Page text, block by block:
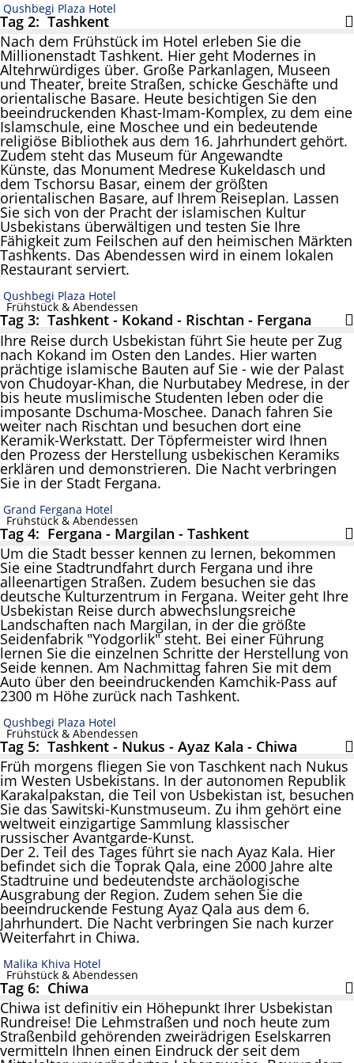
Qushbegi Plaza Hotel
Tag 2: Tashkent
Nach dem Frühstück im Hotel erleben Sie die
Millionenstadt Tashkent. Hier geht Modernes in
Altehrwürdiges über. Große Parkanlagen, Museen
und Theater, breite Straßen, schicke Geschäfte und
orientalische Basare. Heute besichtigen Sie den
beeindruckenden Khast-Imam-Komplex, zu dem eine
Islamschule, eine Moschee und ein bedeutende
religiöse Bibliothek aus dem 16. Jahrhundert gehört.
Zudem steht das Museum für Angewandte
Künste, das Monument Medrese Kukeldasch und
dem Tschorsu Basar, einem der größten
orientalischen Basare, auf Ihrem Reiseplan. Lassen
Sie sich von der Pracht der islamischen Kultur
Usbekistans überwältigen und testen Sie Ihre
Fähigkeit zum Feilschen auf den heimischen Märkten
Tashkents. Das Abendessen wird in einem lokalen
Restaurant serviert.
Qushbegi Plaza Hotel
Frühstück & Abendessen
Tag 3: Tashkent - Kokand - Rischtan - Fergana
Ihre Reise durch Usbekistan führt Sie heute per Zug
nach Kokand im Osten den Landes. Hier warten
prächtige islamische Bauten auf Sie - wie der Palast
von Chudoyar-Khan, die Nurbutabey Medrese, in der
bis heute muslimische Studenten leben oder die
imposante Dschuma-Moschee. Danach fahren Sie
weiter nach Rischtan und besuchen dort eine
Keramik-Werkstatt. Der Töpfermeister wird Ihnen
den Prozess der Herstellung usbekischen Keramiks
erklären und demonstrieren. Die Nacht verbringen
Sie in der Stadt Fergana.
Grand Fergana Hotel
Frühstück & Abendessen
Tag 4: Fergana - Margilan - Tashkent
Um die Stadt besser kennen zu lernen, bekommen
Sie eine Stadtrundfahrt durch Fergana und ihre
alleenartigen Straßen. Zudem besuchen sie das
deutsche Kulturzentrum in Fergana. Weiter geht Ihre
Usbekistan Reise durch abwechslungsreiche
Landschaften nach Margilan, in der die größte
Seidenfabrik "Yodgorlik" steht. Bei einer Führung
lernen Sie die einzelnen Schritte der Herstellung von
Seide kennen. Am Nachmittag fahren Sie mit dem
Auto über den beeindruckenden Kamchik-Pass auf
2300 m Höhe zurück nach Tashkent.
Qushbegi Plaza Hotel
Frühstück & Abendessen
Tag 5: Tashkent - Nukus - Ayaz Kala - Chiwa
Früh morgens fliegen Sie von Taschkent nach Nukus
im Westen Usbekistans. In der autonomen Republik
Karakalpakstan, die Teil von Usbekistan ist, besuchen
Sie das Sawitski-Kunstmuseum. Zu ihm gehört eine
weltweit einzigartige Sammlung klassischer
russischer Avantgarde-Kunst.
Der 2. Teil des Tages führt sie nach Ayaz Kala. Hier
befindet sich die Toprak Qala, eine 2000 Jahre alte
Stadtruine und bedeutendste archäologische
Ausgrabung der Region. Zudem sehen Sie die
beeindruckende Festung Ayaz Qala aus dem 6.
Jahrhundert. Die Nacht verbringen Sie nach kurzer
Weiterfahrt in Chiwa.
Malika Khiva Hotel
Frühstück & Abendessen
Tag 6: Chiwa
Chiwa ist definitiv ein Höhepunkt Ihrer Usbekistan
Rundreise! Die Lehmstraßen und noch heute zum
Straßenbild gehörenden zweirädrigen Eselskarren
vermitteln Ihnen einen Eindruck der seit dem